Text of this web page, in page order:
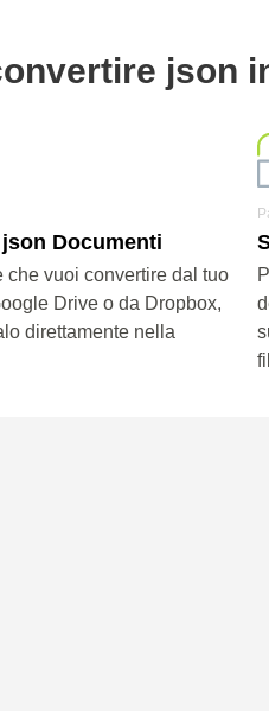
json
Documenti
che vuoi convertire dal tuo
Drive o da Dropbox,
direttamente nella